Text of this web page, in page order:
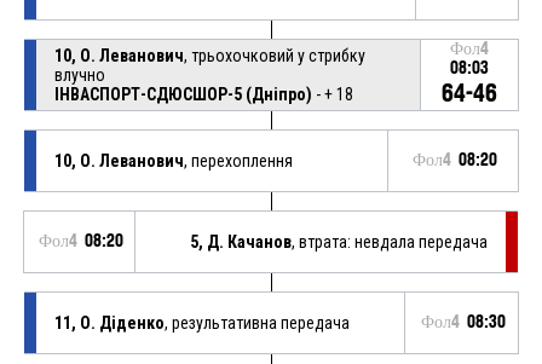
10, О. Леванович, трьохочковий у стрибку
влучно
ІНВАСПОРТ-СДЮСШОР-5 (Дніпро) - + 18
Фол4
08:03
64-46
10, О. Леванович, перехоплення Фол4 08:20
Фол4 08:20 5, Д. Качанов, втрата: невдала передача
11, О. Діденко, результативна передача Фол4 08:30